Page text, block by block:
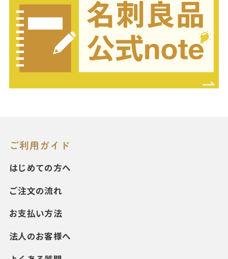
ご利用ガイド
はじめての方へ
ご注文の流れ
お支払い方法
法人のお客様へ